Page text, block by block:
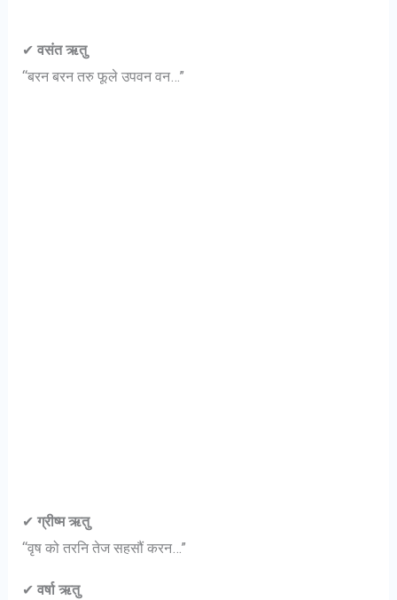
✔वसंत ऋतु
“बरन बरन तरु फूले उपवन वन…”
✔ग्रीष्म ऋतु
“वृष को तरनि तेज सहसौं करन…”
✔वर्षा ऋतु